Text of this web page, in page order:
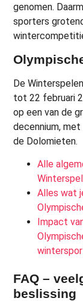
genomen.
sporters
De
tot 22 februari
op een van de
decennium,
de Dolomieten.
Alle
Alles wat
Impact
FAQ –
beslissing